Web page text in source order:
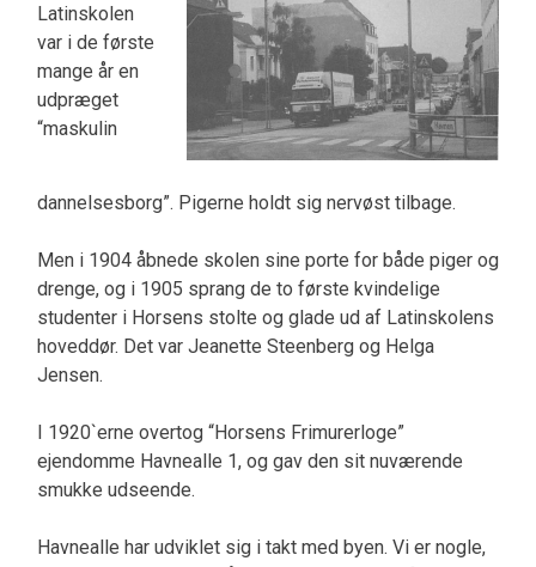
Latinskolen
var i de første
mange år en
udpræget
“maskulin
dannelsesborg”. Pigerne holdt sig nervøst tilbage.
Men i 1904 åbnede skolen sine porte for både piger og
drenge, og i 1905 sprang de to første kvindelige
studenter i Horsens stolte og glade ud af Latinskolens
hoveddør. Det var Jeanette Steenberg og Helga
Jensen.
I 1920`erne overtog “Horsens Frimurerloge”
ejendomme Havnealle 1, og gav den sit nuværende
smukke udseende.
Havnealle har udviklet sig i takt med byen. Vi er nogle,